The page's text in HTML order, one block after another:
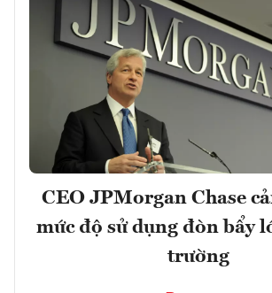
CEO JPMorgan Chase
mức độ sử dụng đòn bẩy
trường